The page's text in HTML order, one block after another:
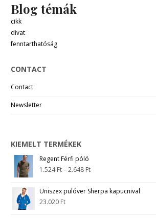
Blog témák
cikk
divat
fenntarthatóság
CONTACT
Contact
Newsletter
KIEMELT TERMÉKEK
Regent Férfi póló
1.524Ft–2.648 Ft
Uniszex pulóver Sherpa kapucnival
23.020 Ft